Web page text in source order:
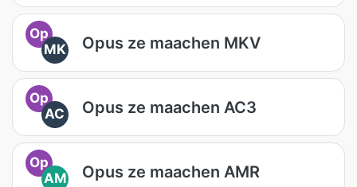
Op
MK
Opus ze maachen MKV
Op
AC
Opus ze maachen AC3
Op
AM
Opus ze maachen AMR